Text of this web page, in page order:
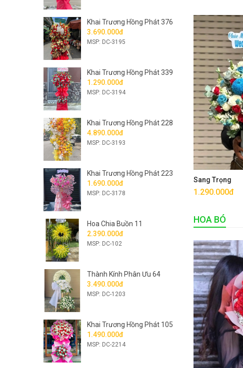
Sang Trọng
1.290.000đ
HOA BÓ
Khai Trương Hồng Phát 376
3.690.000đ
MSP: DC-3195
Khai Trương Hồng Phát 339
1.290.000đ
MSP: DC-3194
Khai Trương Hồng Phát 228
4.890.000đ
MSP: DC-3193
Khai Trương Hồng Phát 223
1.690.000đ
MSP: DC-3178
Hoa Chia Buồn 11
2.390.000đ
MSP: DC-102
Thành Kính Phân Ưu 64
3.490.000đ
MSP: DC-1203
Khai Trương Hồng Phát 105
1.490.000đ
MSP: DC-2214